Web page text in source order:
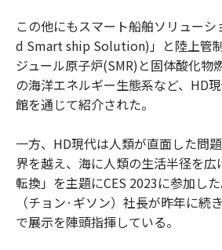
この他にもスマート船舶ソリュー
d Smart ship Solution)」と陸上管
ジュール原子炉(SMR)と固体酸化物
の海洋エネルギー生態系など、HD
館を通じて紹介された。
一方、HD現代は人類が直面した問
界を越え、海に人類の生活半径を
転換」を主題にCES 2023に参加し
（チョン·ギソン）社長が昨年に続
で展示を陣頭指揮している。